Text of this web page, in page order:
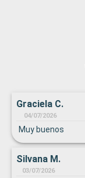
Graciela C.
04/07/2026
Muy buenos
Silvana M.
03/07/2026